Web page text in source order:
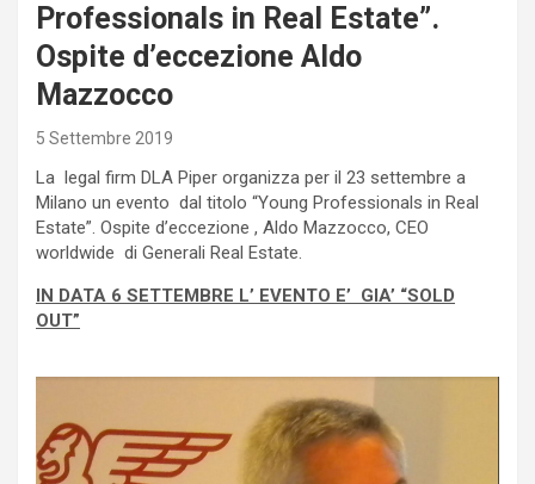
Professionals in Real Estate”.
Ospite d’eccezione Aldo
Mazzocco
5 Settembre 2019
La legal firm DLA Piper organizza per il 23 settembre a
Milano un evento dal titolo “Young Professionals in Real
Estate”. Ospite d’eccezione , Aldo Mazzocco, CEO
worldwide di Generali Real Estate.
IN DATA 6 SETTEMBRE L’ EVENTO E’ GIA’ “SOLD
OUT”